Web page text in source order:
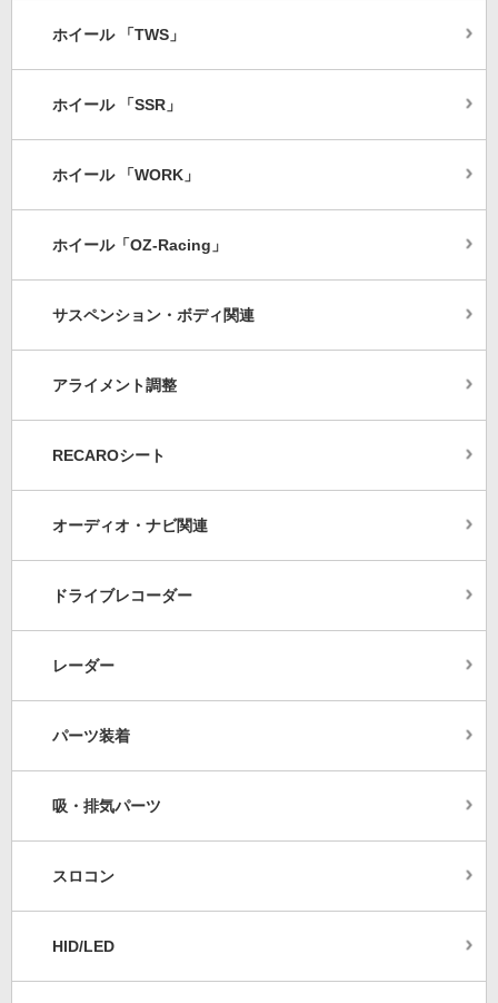
ホイール 「TWS」
ホイール 「SSR」
ホイール 「WORK」
ホイール「OZ-Racing」
サスペンション・ボディ関連
アライメント調整
RECAROシート
オーディオ・ナビ関連
ドライブレコーダー
レーダー
パーツ装着
吸・排気パーツ
スロコン
HID/LED